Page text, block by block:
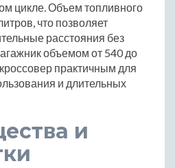
цикле. Объем топливного
что позволяет
расстояния без
объемом от 540 до
практичным для
и длительных
и